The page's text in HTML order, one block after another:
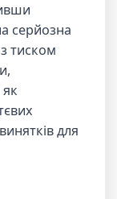
серйозна
тиском
для